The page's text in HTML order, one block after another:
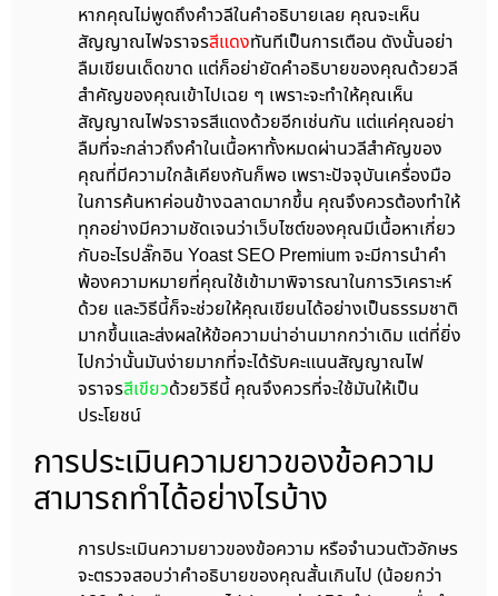
หากคุณไม่พูดถึงคำวลีในคำอธิบายเลย คุณจะเห็น
สัญญาณไฟจราจรสีแดงทันทีเป็นการเตือน ดังนั้นอย่า
ลืมเขียนเด็ดขาด แต่ก็อย่ายัดคำอธิบายของคุณด้วยวลี
สำคัญของคุณเข้าไปเฉย ๆ เพราะจะทำให้คุณเห็น
สัญญาณไฟจราจรสีแดงด้วยอีกเช่นกัน แต่แค่คุณอย่า
ลืมที่จะกล่าวถึงคำในเนื้อหาทั้งหมดผ่านวลีสำคัญของ
คุณที่มีความใกล้เคียงกันก็พอ เพราะปัจจุบันเครื่องมือ
ในการค้นหาค่อนข้างฉลาดมากขึ้น คุณจึงควรต้องทำให้
ทุกอย่างมีความชัดเจนว่าเว็บไซต์ของคุณมีเนื้อหาเกี่ยว
กับอะไรปลั๊กอิน Yoast SEO Premium จะมีการนำคำ
พ้องความหมายที่คุณใช้เข้ามาพิจารณาในการวิเคราะห์
ด้วย และวิธีนี้ก็จะช่วยให้คุณเขียนได้อย่างเป็นธรรมชาติ
มากขึ้นและส่งผลให้ข้อความน่าอ่านมากกว่าเดิม แต่ที่ยิ่ง
ไปกว่านั้นมันง่ายมากที่จะได้รับคะแนนสัญญาณไฟ
จราจรสีเขียวด้วยวิธีนี้ คุณจึงควรที่จะใช้มันให้เป็น
ประโยชน์
การประเมินความยาวของข้อความ
สามารถทำได้อย่างไรบ้าง
การประเมินความยาวของข้อความ หรือจำนวนตัวอักษร
จะตรวจสอบว่าคำอธิบายของคุณสั้นเกินไป (น้อยกว่า